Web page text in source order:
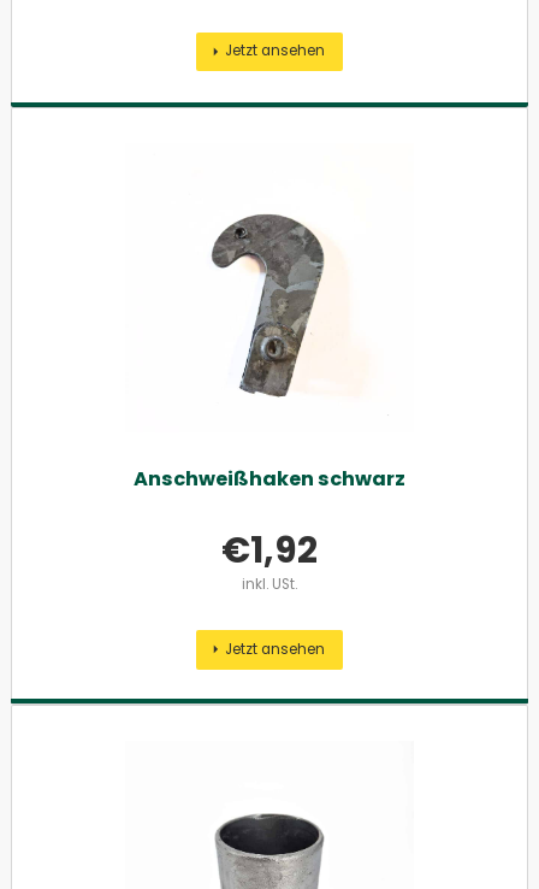
Jetzt ansehen
Anschweißhaken schwarz
€1,92
inkl. USt.
Jetzt ansehen